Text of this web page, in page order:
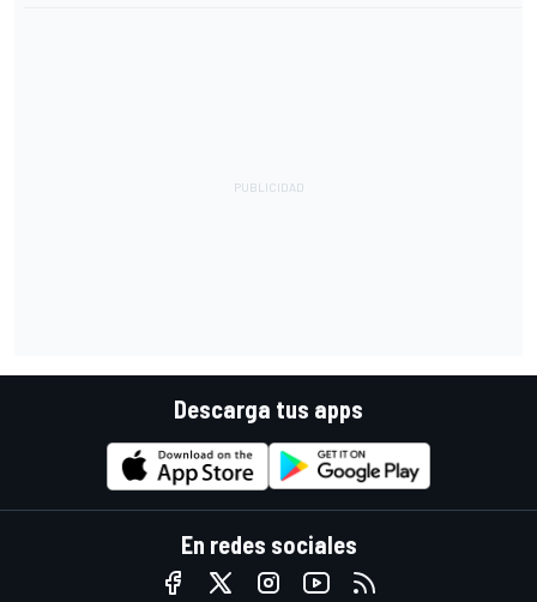
Descarga tus apps
En redes sociales